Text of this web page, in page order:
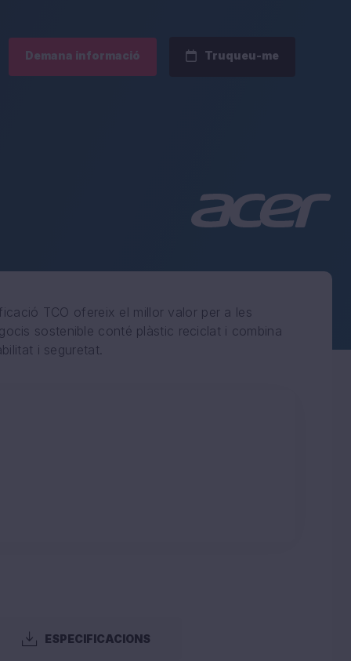
Demana informació Truqueu-me
TCO ofereix el millor valor per a les
sostenible conté plàstic reciclat i combina
i seguretat.
ESPECIFICACIONS